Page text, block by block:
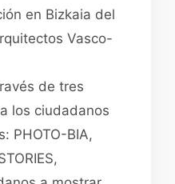
en Bizkaia del
Vasco-
de tres
los ciudadanos
PHOTO-BIA,